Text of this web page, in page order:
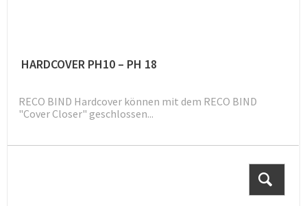
HARDCOVER PH10 – PH 18
RECO BIND Hardcover können mit dem RECO BIND
"Cover Closer" geschlossen...